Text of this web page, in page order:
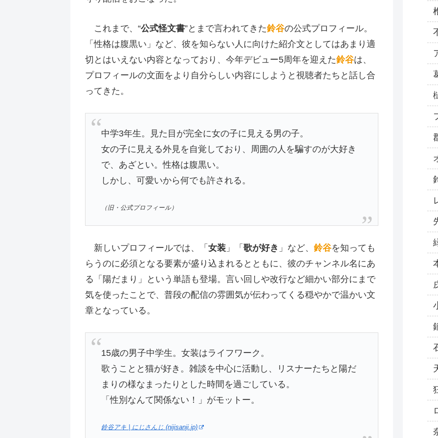
これまで、“公式怪文書”とまで言われてきた鈴谷の公式プロフィール。
「性格は腹黒い」など、彼を知らない人に向けた紹介文としてはあまり適
切とはいえない内容となっており、今年デビュー5周年を迎えた鈴谷は、
プロフィールの文面をより自分らしい内容にしようと視聴者たちと話し合
ってきた。
中学3年生。見た目が完全に女の子に見える男の子。
女の子に見える外見を自覚しており、周囲の人を騙すのが大好き
で、あざとい。性格は腹黒い。
しかし、可愛いから何でも許される。
（旧・公式プロフィール）
新しいプロフィールでは、「 女装 」「 歌が好き 」など、 鈴谷を知っても
らうのに必須となる要素が盛り込まれるとともに、彼のチャンネル名にあ
る「陽だまり」という単語も登場。言い回しや改行など細かい部分にまで
気を使ったことで、普段の配信の雰囲気が伝わってくる穏やかで温かい文
章となっている。
15歳の男子中学生。女装はライフワーク。
歌うことと猫が好き。雑談を中心に活動し、リスナーたちと陽だ
まりの様なまったりとした時間を過ごしている。
「性別なんて関係ない！」がモットー。
鈴谷アキ | にじさんじ (nijisanji.jp)